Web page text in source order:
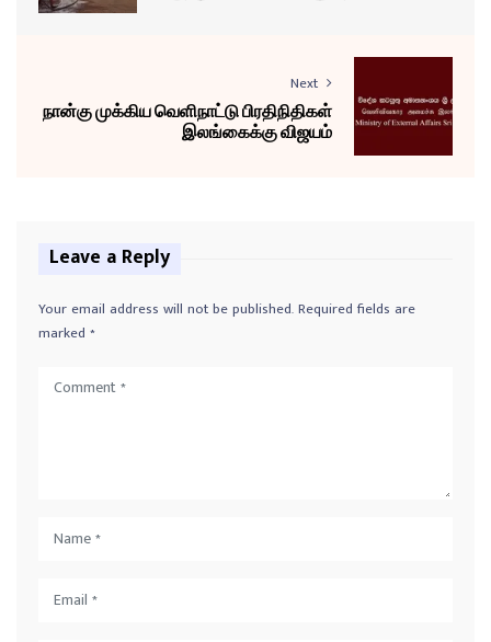
Next
நான்கு முக்கிய வெளிநாட்டு பிரதிநிதிகள்
இலங்கைக்கு விஜயம்
Leave a Reply
Your email address will not be published.Required fields are
marked *